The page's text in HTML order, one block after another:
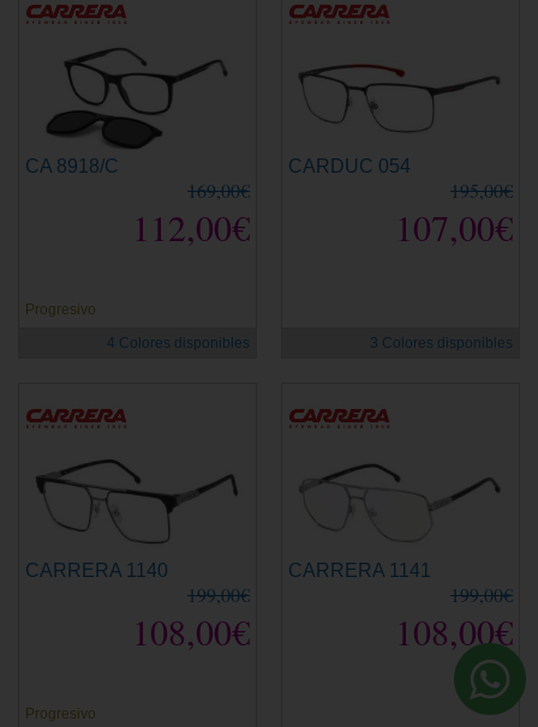
CA 8918/C
169,00€
112,00€
Progresivo
4 Colores disponibles
CARDUC 054
195,00€
107,00€
3 Colores disponibles
CARRERA 1140
199,00€
108,00€
Progresivo
CARRERA 1141
199,00€
108,00€